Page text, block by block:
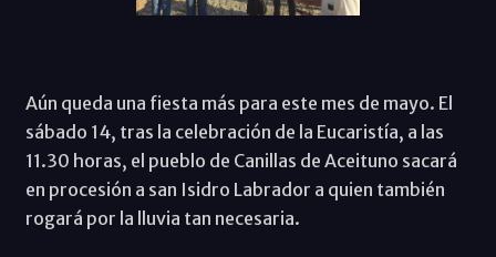
Aún queda una fiesta más para este mes de mayo. El
sábado 14, tras la celebración de la Eucaristía, a las
11.30 horas, el pueblo de Canillas de Aceituno sacará
en procesión a san Isidro Labrador a quien también
rogará por la lluvia tan necesaria.